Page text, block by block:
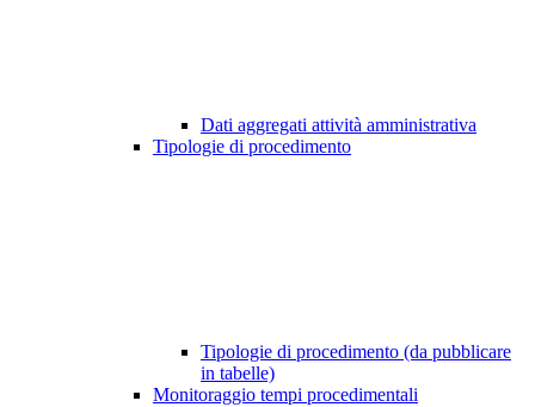
Dati aggregati attività amministrativa
Tipologie di procedimento
Tipologie di procedimento (da pubblicare
in tabelle)
Monitoraggio tempi procedimentali